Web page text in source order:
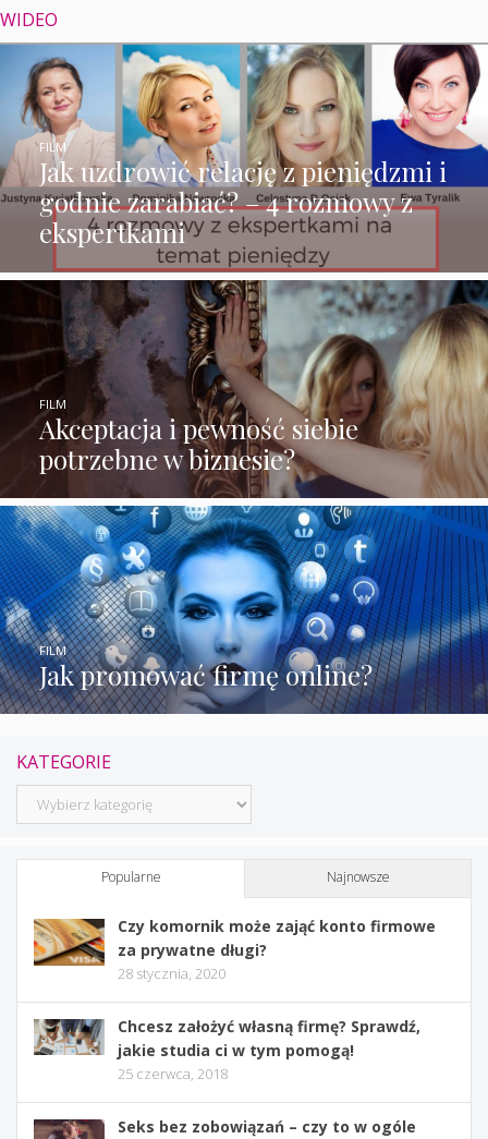
WIDEO
Jak uzdrowić relację z pieniędzmi i
godnie zarabiać? – 4 rozmowy z
ekspertkami
FILM
Akceptacja i pewność siebie
potrzebne w biznesie?
FILM
Jak promować firmę online?
FILM
KATEGORIE
Kategorie
Popularne Najnowsze
Czy komornik może zająć konto firmowe
za prywatne długi?
28 stycznia, 2020
Chcesz założyć własną firmę? Sprawdź,
jakie studia ci w tym pomogą!
25 czerwca, 2018
Seks bez zobowiązań – czy to w ogóle